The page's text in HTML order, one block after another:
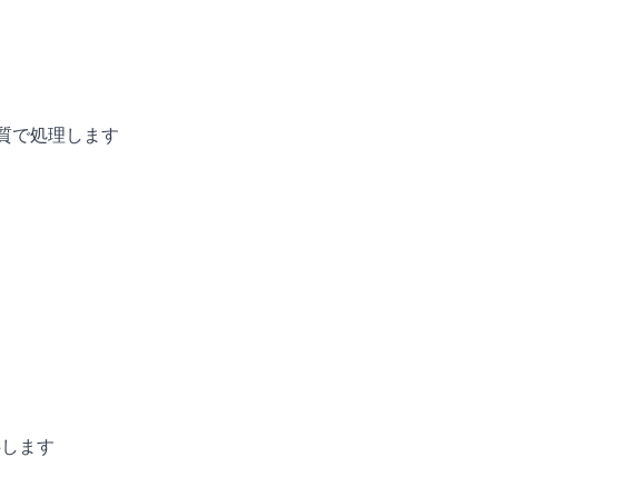
で処理します
ます